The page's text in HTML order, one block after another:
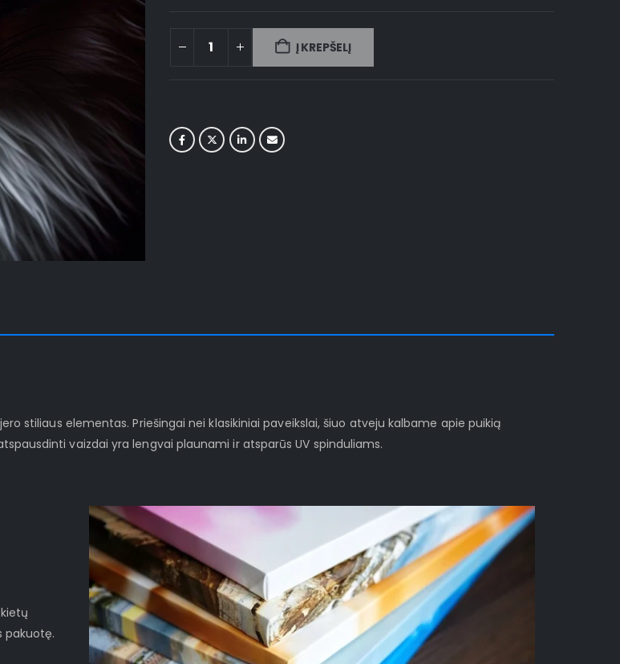
Į KREPŠELĮ
stiliaus elementas. Priešingai nei klasikiniai paveikslai, šiuo atveju kalbame apie puikią
vaizdai yra lengvai plaunami ir atsparūs UV spinduliams.
pakuotę.